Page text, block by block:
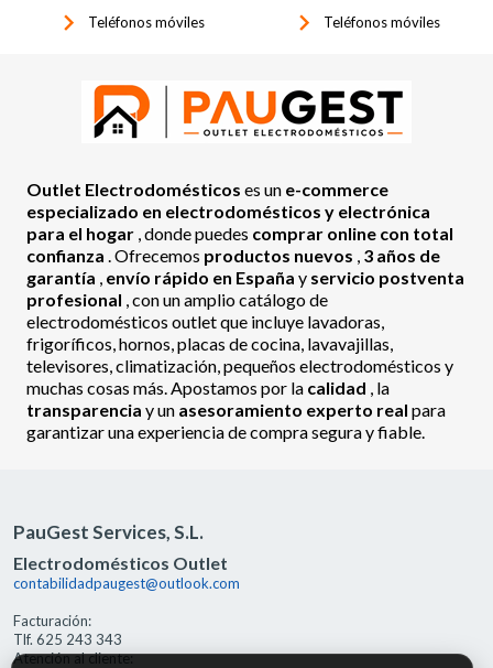
keyboard_arrow_right Teléfonos móviles keyboard_arrow_right Teléfonos móviles
Outlet Electrodomésticos es un e-commerce
especializado en electrodomésticos y electrónica
para el hogar , donde puedes comprar online con total
confianza . Ofrecemos productos nuevos , 3 años de
garantía , envío rápido en España y servicio postventa
profesional , con un amplio catálogo de
electrodomésticos outlet que incluye lavadoras,
frigoríficos, hornos, placas de cocina, lavavajillas,
televisores, climatización, pequeños electrodomésticos y
muchas cosas más. Apostamos por la calidad , la
transparencia y un asesoramiento experto real para
garantizar una experiencia de compra segura y fiable.
PauGest Services, S.L.
Electrodomésticos Outlet
contabilidadpaugest@outlook.com
Facturación:
Tlf. 625 243 343
Atención al cliente: